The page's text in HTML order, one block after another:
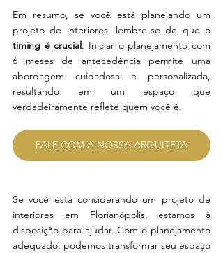
Em resumo, se você está planejando um
timing é crucial . Iniciar o planejamento com
6 meses de antecedência permite uma
abordagem cuidadosa e personalizada,
resultando em um espaço que
verdadeiramente reflete quem você é.
FALE COM A NOSSA ARQUITETA
Se você está considerando um projeto de
interiores em Florianópolis, estamos à
disposição para ajudar. Com o planejamento
adequado, podemos transformar seu espaço